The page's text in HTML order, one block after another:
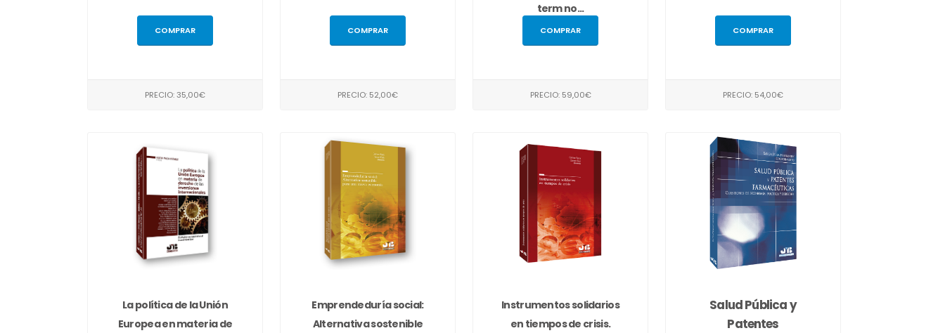
COMPRAR
PRECIO: 35,00€
COMPRAR
PRECIO: 52,00€
term no...
COMPRAR
PRECIO: 59,00€
COMPRAR
PRECIO: 54,00€
La política de la Unión
Europea en materia de
Emprendeduría social:
Alternativa sostenible
Instrumentos solidarios
en tiempos de crisis.
Salud Pública y
Patentes